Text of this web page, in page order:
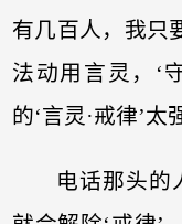
有几百人，我只
法动用言灵，‘
的‘言灵·戒律’
电话那头的